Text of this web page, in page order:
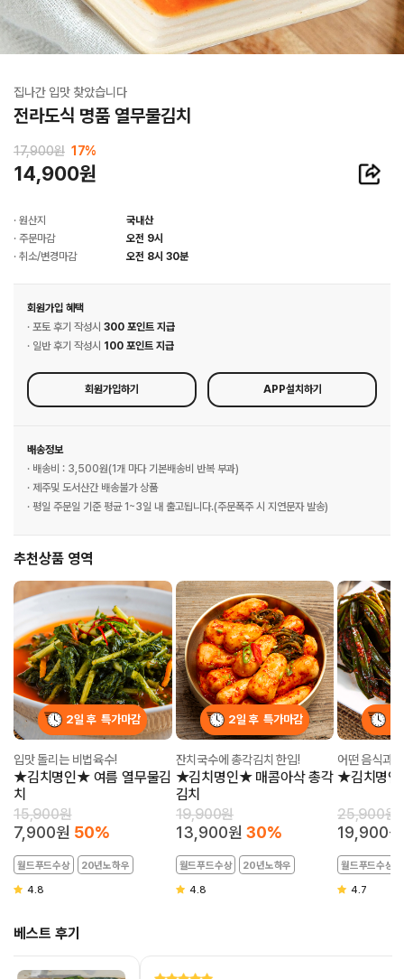
집나간 입맛 찾았습니다
전라도식 명품 열무물김치
17,900원 17%
14,900원
· 원산지
국내산
· 주문마감
오전 9시
· 취소/변경마감
오전 8시 30분
회원가입 혜택
· 포토 후기 작성시 300 포인트 지급
· 일반 후기 작성시 100 포인트 지급
회원가입하기 APP설치하기
배송정보
· 배송비 : 3,500원(1개 마다 기본배송비 반복 부과)
· 제주및 도서산간 배송불가 상품
· 평일 주문일 기준 평균 1~3일 내 출고됩니다.(주문폭주 시 지연문자 발송)
추천상품 영역
2일 후 특가마감
입맛 돌리는 비법육수!
★김치명인★ 여름 열무물김
치
15,900원
7,900원 50%
월드푸드수상 20년노하우
4.8
2일 후 특가마감
잔치국수에 총각김치 한입!
★김치명인★ 매콤아삭 총각
김치
19,900원
13,900원 30%
월드푸드수상 20년노하우
4.8
어떤 음식과
★김치명인
25,900원
19,900원
월드푸드수상
4.7
베스트 후기